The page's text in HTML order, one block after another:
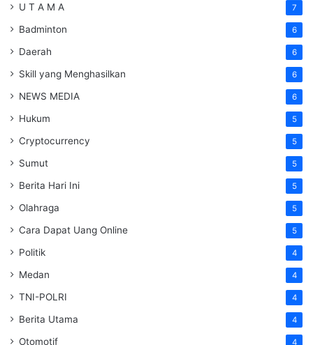
U T A M A 7
Badminton 6
Daerah 6
Skill yang Menghasilkan 6
NEWS MEDIA 6
Hukum 5
Cryptocurrency 5
Sumut 5
Berita Hari Ini 5
Olahraga 5
Cara Dapat Uang Online 5
Politik 4
Medan 4
TNI-POLRI 4
Berita Utama 4
Otomotif 4